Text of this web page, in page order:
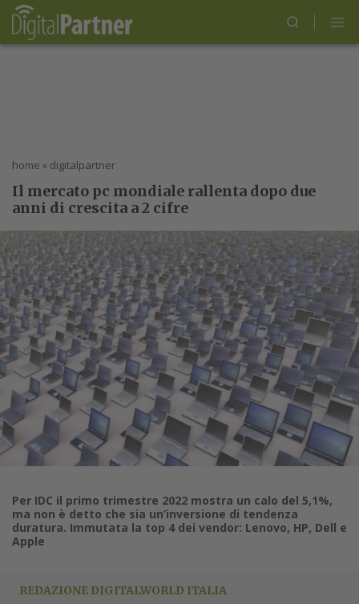
home » digitalpartner
Il mercato pc mondiale rallenta dopo due
anni di crescita a 2 cifre
Per IDC il primo trimestre 2022 mostra un calo del 5,1%,
ma non è detto che sia un’inversione di tendenza
duratura. Immutata la top 4 dei vendor: Lenovo, HP, Dell e
Apple
REDAZIONE DIGITALWORLD ITALIA